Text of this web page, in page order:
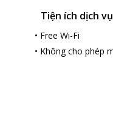
Tiện ích dịch vụ
• Free Wi-Fi
• Không cho phép